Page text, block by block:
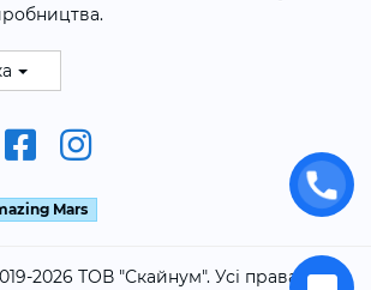
Mars
2026 ТОВ "Скайнум". Усі права